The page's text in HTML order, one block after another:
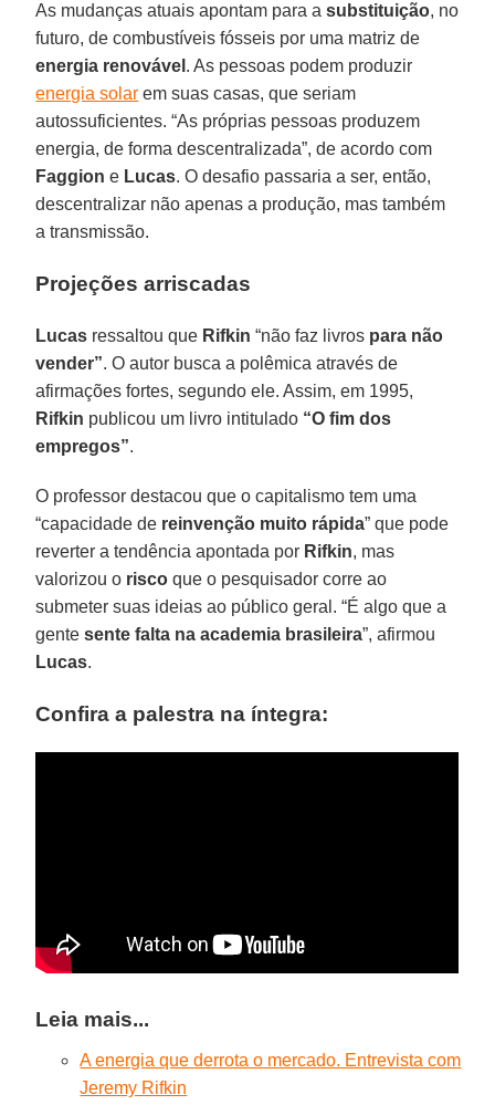
As mudanças atuais apontam para asubstituição, no
futuro, de combustíveis fósseis por uma matriz de
energia renovável . As pessoas podem produzir
energia solar em suas casas, que seriam
autossuficientes. “As próprias pessoas produzem
energia, de forma descentralizada”, de acordo com
Faggion e Lucas. O desafio passaria a ser, então,
descentralizar não apenas a produção, mas também
a transmissão.
Projeções arriscadas
Lucas ressaltou que Rifkin “não faz livros para não
vender”. O autor busca a polêmica através de
afirmações fortes, segundo ele. Assim, em 1995,
Rifkin publicou um livro intitulado “O fim dos
empregos”.
O professor destacou que o capitalismo tem uma
“capacidade de reinvenção muito rápida” que pode
reverter a tendência apontada por Rifkin, mas
valorizou o risco que o pesquisador corre ao
submeter suas ideias ao público geral. “É algo que a
gentesente falta na academia brasileira”, afirmou
Lucas.
Confira a palestra na íntegra:
Leia mais...
A energia que derrota o mercado. Entrevista com
Jeremy Rifkin